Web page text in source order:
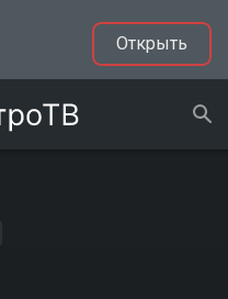
Открыть